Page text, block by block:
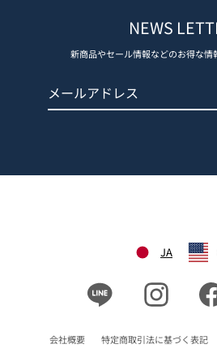
NEWS
新商品やセール情報などのお得な情
JA
Instagram
会社概要 特定商取引法に基づく表記